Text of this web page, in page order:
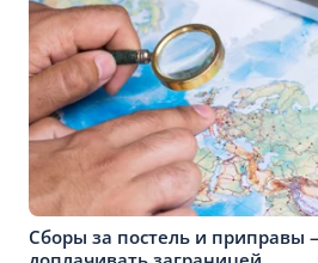
Сборы за постель и приправы